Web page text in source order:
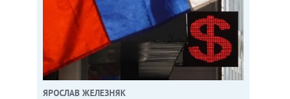
ЯРОСЛАВ ЖЕЛЕЗНЯК